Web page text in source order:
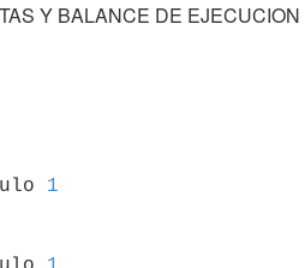
Y BALANCE DE
1